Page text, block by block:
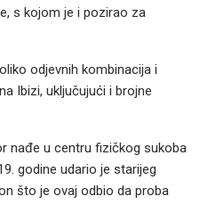
s kojom je i pozirao za
odjevnih kombinacija i
Ibizi, uključujući i brojne
nađe u centru fizičkog sukoba
godine udario je starijeg
što je ovaj odbio da proba